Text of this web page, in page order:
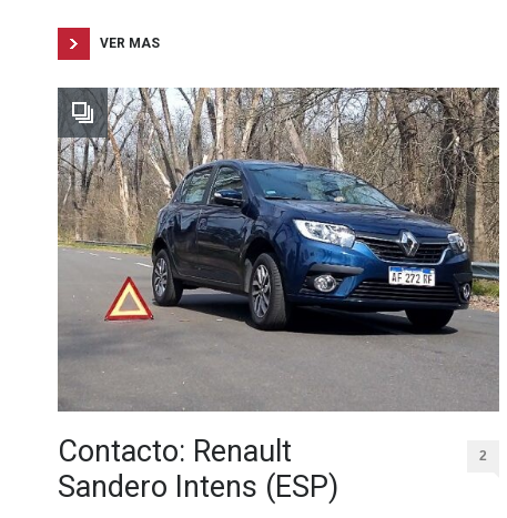
VER MAS
Contacto: Renault
Sandero Intens (ESP)
2